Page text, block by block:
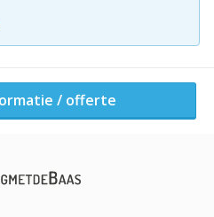
de Kist?
en competitie
grote groepen
(bij droog weer)
/ offerte